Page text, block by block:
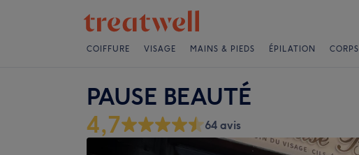
COIFFURE VISAGE MAINS & PIEDS ÉPILATION CORPS
PAUSE BEAUTÉ
4,7 64 avis